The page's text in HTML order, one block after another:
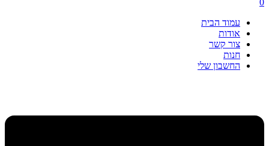
0
עמוד הבית
אודות
צור קשר
חנות
החשבון שלי